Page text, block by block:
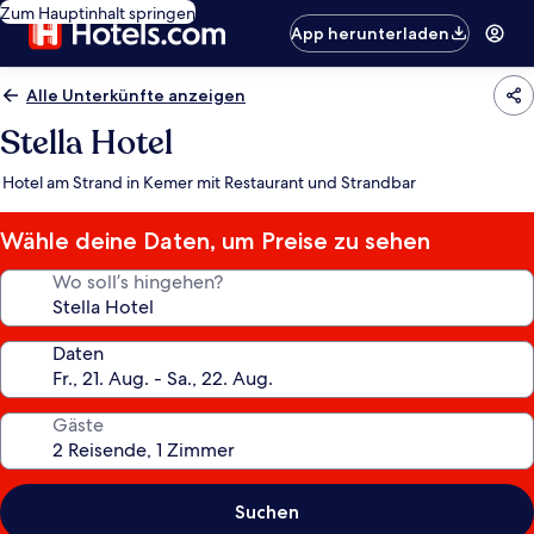
Zum Hauptinhalt springen
App herunterladen
Alle Unterkünfte anzeigen
Stella Hotel
Hotel am Strand in Kemer mit Restaurant und Strandbar
Wähle deine Daten, um Preise zu sehen
Wo soll’s hingehen?
Daten
Gäste
Suchen